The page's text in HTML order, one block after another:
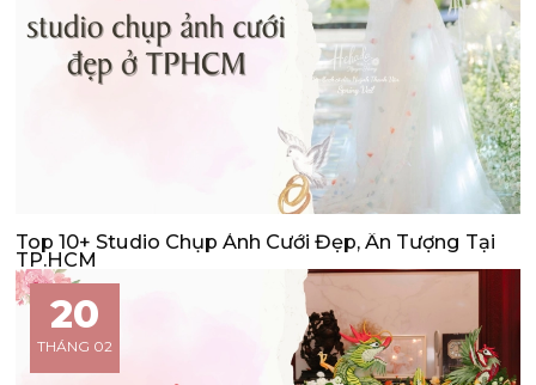
Top 10+ Studio Chụp Ảnh Cưới Đẹp, Ấn Tượng Tại
TP.HCM
20
THÁNG 02